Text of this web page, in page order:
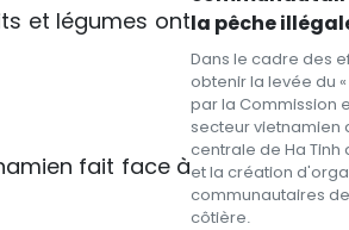
et légumes ont
fait face à
la pêche
Dans le cadre des
obtenir la levée du
par la Commission
secteur vietnamien
centrale de Ha
et la création
communautaires
côtière.